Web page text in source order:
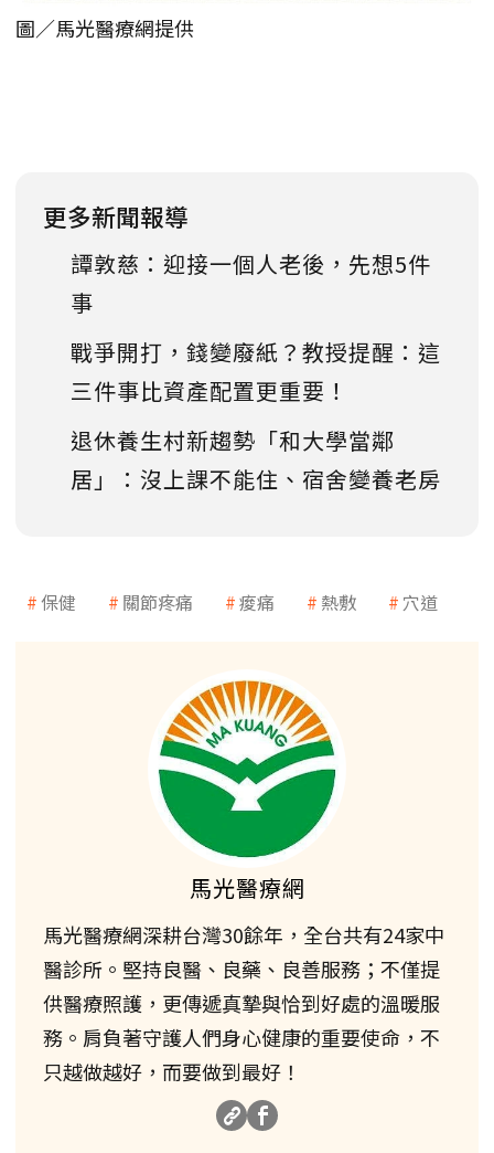
圖／馬光醫療網提供
更多新聞報導
譚敦慈：迎接一個人老後，先想5件
事
戰爭開打，錢變廢紙？教授提醒：這
三件事比資產配置更重要！
退休養生村新趨勢「和大學當鄰
居」：沒上課不能住、宿舍變養老房
保健 關節疼痛 痠痛 熱敷 穴道
馬光醫療網
馬光醫療網深耕台灣30餘年，全台共有24家中
醫診所。堅持良醫、良藥、良善服務；不僅提
供醫療照護，更傳遞真摯與恰到好處的溫暖服
務。肩負著守護人們身心健康的重要使命，不
只越做越好，而要做到最好！